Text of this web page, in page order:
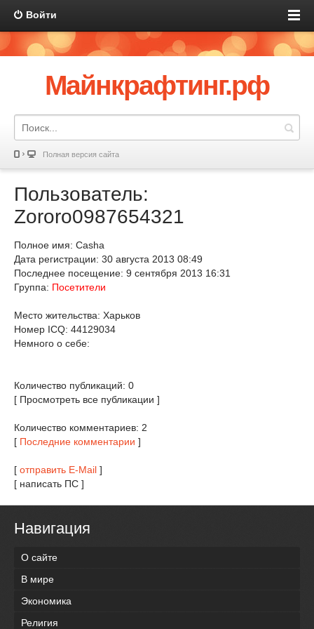
Войти
Майнкрафтинг.рф
Полная версия сайта
Пользователь:
Zororo0987654321
Полное имя: Casha
Дата регистрации: 30 августа 2013 08:49
Последнее посещение: 9 сентября 2013 16:31
Группа: Посетители
Место жительства: Харьков
Номер ICQ: 44129034
Немного о себе:
Количество публикаций: 0
[ Просмотреть все публикации ]
Количество комментариев: 2
[ Последние комментарии ]
[ отправить E-Mail ]
[ написать ПС ]
Навигация
О сайте
В мире
Экономика
Религия